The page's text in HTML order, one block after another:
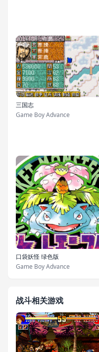
三国志
Game Boy Advance
口袋妖怪 绿色版
Game Boy Advance
战斗相关游戏